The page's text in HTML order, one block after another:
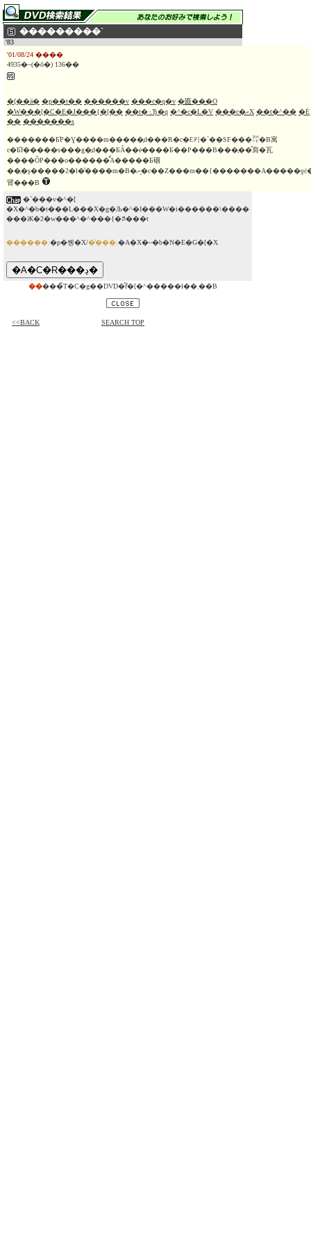
���������`
'83
'01/08/24 ����
4935�~(�ō�) 136��
�[��ӓ� �p��t�� ������v ���c�q�v �匳���O
�W���[�C�E�J���{�[��
��t�ۂЂ�q �^�c�L�V ���c�ށX ��t�^�� �Ė؃}
�� �������s
�������Ƃ̕P�Ɣ����m�����̗d���R�c�Ɛ키�`��SF���㌀�B寓
c�Ƃ̑f�����s���g�̗d���ƂȂ��ė����Ƃ��P���B���̖��̎肩�瓦
����ÕP���o������̂́A�����Ƃ䂩
��̗�ʂ�����2�l�̔����m�B�ނ�͎c��Z���m��{�������A�����ƍċ��ɏ�
肾���B
�`���v�^�[
�X�^�b�t���L���X�g�Љ�^�I���W�i������\����
���Ж�2�w���^�^���{�ꎚ���t
������:�p�쏑�X/�̔���:�A�X�~�b�N�E�G�[�X
�� ���̃T�C�g��DVD�̂݃f�[�^�����ł��܂��B
<<BACK SEARCH TOP